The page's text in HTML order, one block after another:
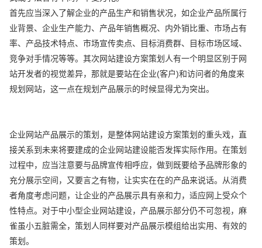
首先应当深入了解企业的产品生产和销售状况，如企业产品所属行
业背景、企业生产能力、产品年销售概况、内外销比重、市场占有
率、产品技术特点、市场宣传卖点、目标消费群、目标市场区域、
竞争对手情况等等。其次网站建设方案策划人有一个明显区别于网
站开发者的视觉差异，那就是要站在企业(客户)和访问者的角度来
规划网站，这一点在规划产品展示的时候显得尤为突出。
企业网站产品展示的策划，是整体网站建设方案策划的重头戏，直
接关系到未来将要建成的企业网站建设能否发挥实际作用。在策划
过程中，应当注意要与品牌宣传相呼应，做到既要给予品牌形象的
充分展示空间，又要言之有物，让实实在在的产品来说话。从消费
者角度考虑问题，让企业的产品展示具有亲和力，适应网上受众个
性特点。对于中小型企业网站建设，产品展示部分仍不可忽视，麻
雀虽小五脏需全，策划人同样要对产品展示模组给出实用、有效的
策划。